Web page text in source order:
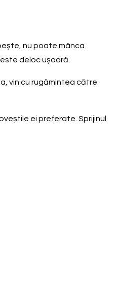
nu poate mânca
deloc ușoară.
vin cu rugămintea către
ei preferate. Sprijinul